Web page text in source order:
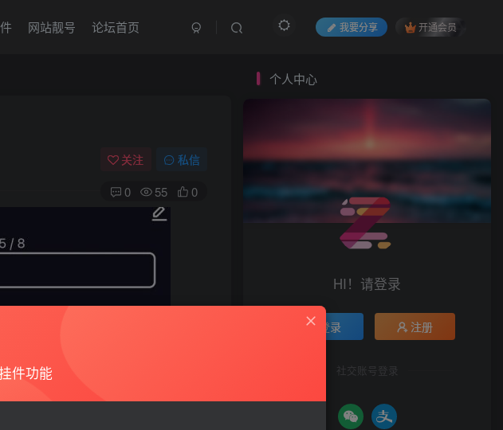
网站靓号 论坛首页 我要分享 开通会员
关注 私信
0 55 0
个人中心
HI！请登录
登录 注册
社交账号登录
件功能